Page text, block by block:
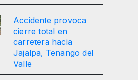
Accidente provoca
cierre total en
carretera hacia
Jajalpa, Tenango del
Valle